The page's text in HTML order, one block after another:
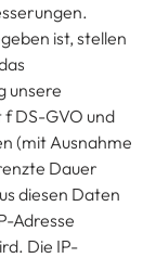
ist, stellen
unsere
f DS-GVO und
(mit Ausnahme
Dauer
diesen Daten
Adresse
Die IP-